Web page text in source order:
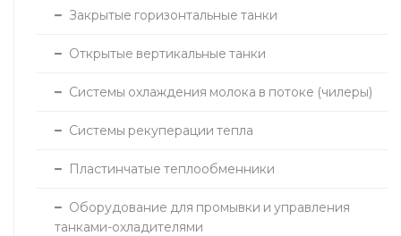
Закрытые горизонтальные танки
Открытые вертикальные танки
Системы охлаждения молока в потоке (чилеры)
Системы рекуперации тепла
Пластинчатые теплообменники
Оборудование для промывки и управления
танками-охладителями